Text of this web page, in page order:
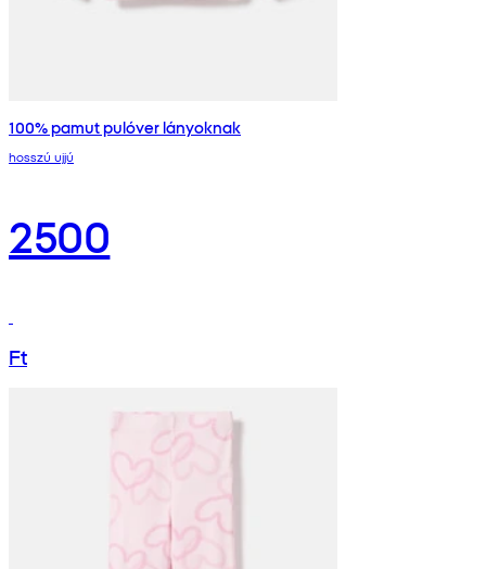
100% pamut pulóver lányoknak
hosszú ujjú
2500
Ft